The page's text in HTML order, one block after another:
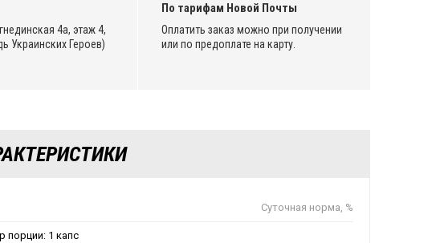
4а, этаж 4,
Украинских Героев)
По тарифам Новой Почты
Оплатить заказ можно при получении
или по предоплате на карту.
Суточная норма, %
порции: 1 капс